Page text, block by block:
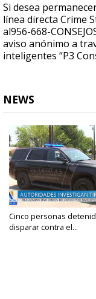
Si desea
línea directa Crime
al956-668-
aviso anónimo a
inteligentes “P3
NEWS
Cinco personas
disparar contra el...